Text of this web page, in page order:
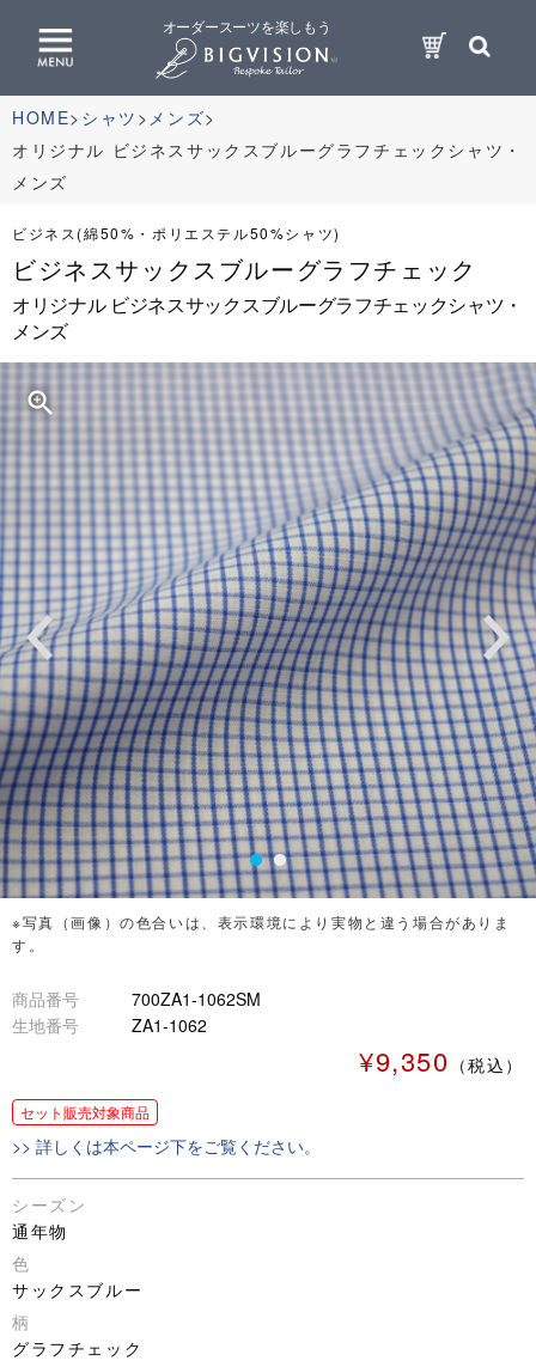
オーダースーツを楽しもう
HOME シャツ
メンズ
オリジナル ビジネスサックスブルーグラフチェックシャツ・
メンズ
ビジネス(綿50%・ポリエステル50%シャツ)
ビジネスサックスブルーグラフチェック
オリジナル ビジネスサックスブルーグラフチェックシャツ・
メンズ
zoom_in
※写真（画像）の色合いは、表示環境により実物と違う場合がありま
す。
商品番号
700ZA1-1062SM
生地番号
ZA1-1062
¥9,350 （税込）
セット販売対象商品
>> 詳しくは本ページ下をご覧ください。
シーズン
通年物
色
サックスブルー
柄
グラフチェック